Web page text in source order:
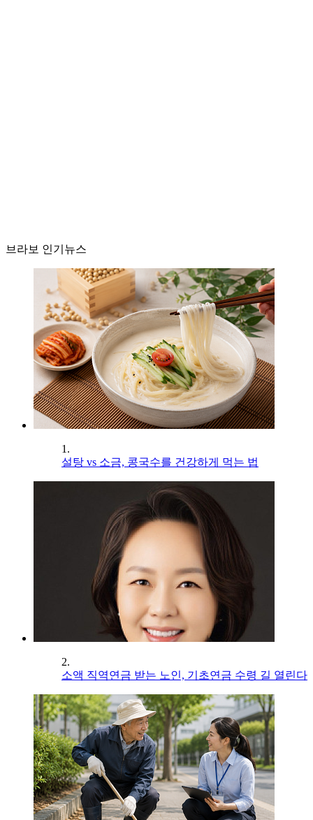
브라보 인기뉴스
1.
설탕 vs 소금, 콩국수를 건강하게 먹는 법
2.
소액 직역연금 받는 노인, 기초연금 수령 길 열린다